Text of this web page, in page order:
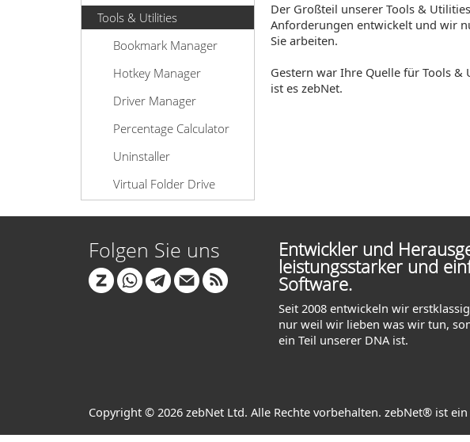
Tools & Utilities
Bookmark Manager
Hotkey Manager
Driver Manager
Percentage Calculator
Uninstaller
Virtual Folder Drive
Der Großteil unserer Tools &
Anforderungen entwickelt und wir
Sie arbeiten.
Gestern war Ihre Quelle für Tools
ist es zebNet.
Folgen Sie uns Entwickler und
leistungsstarker und
Software.
Seit 2008 entwickeln wir
nur weil wir lieben was wir tun,
ein Teil unserer DNA ist.
Copyright © 2026 zebNet Ltd. Alle Rechte vorbehalten. zebNet® ist